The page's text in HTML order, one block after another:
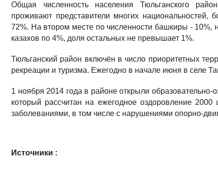
Общая численность населения Тюльганского
проживают представители многих национальностей,
72%. На втором месте по численности башкиры - 10%,
казахов по 4%, доля остальных не превышает 1%.
Тюльганский район включён в число приоритетных
рекреации и туризма. Ежегодно в начале июня в селе
1 ноября 2014 года в районе открыли
который рассчитан на ежегодное оздоровление
заболеваниями, в том числе с нарушениями опорно-
Источники :